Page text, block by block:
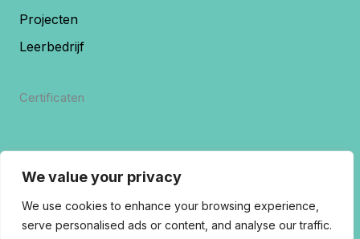
We value your privacy
We use cookies to enhance your browsing experience,
serve personalised ads or content, and analyse our traffic.
Projecten
Leerbedrijf
Certificaten